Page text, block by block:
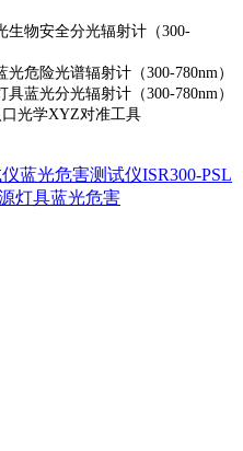
生物安全分光辐射计（300-
光危险光谱辐射计（300-780nm ）
具蓝光分光辐射计（300-780nm ）
光学XYZ对准工具
蓝光危害测试仪ISR300-PSL
灯具蓝光危害